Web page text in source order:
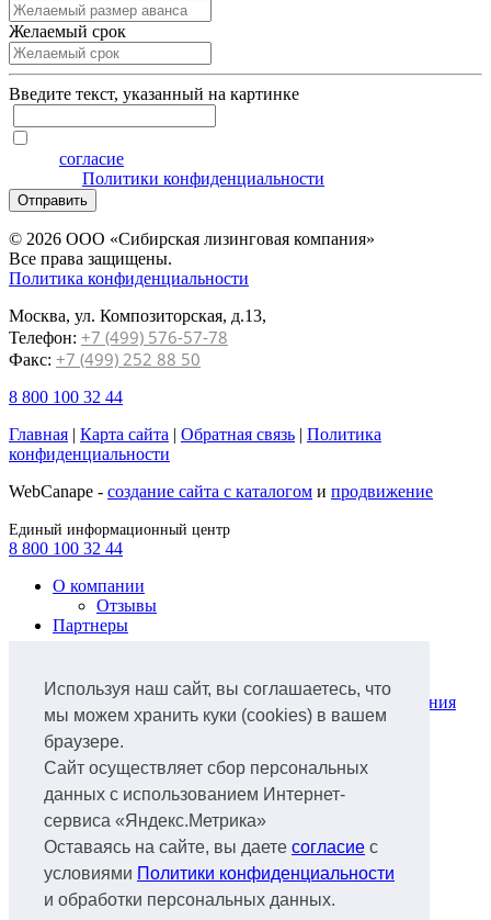
Используя наш сайт, вы соглашаетесь, что
мы можем хранить куки (cookies) в вашем
браузере.
Сайт осуществляет сбор персональных
данных с использованием Интернет-
сервиса «Яндекс.Метрика»
Оставаясь на сайте, вы даете согласие с
условиями Политики конфиденциальности
и обработки персональных данных.
Желаемый срок
Введите текcт, указанный на картинке
согласие
Политики конфиденциальности
Отправить
© 2026 ООО «Сибирская лизинговая компания»
Все права защищены.
Политика конфиденциальности
Москва, ул. Композиторская, д.13,
Телефон: +7 (499) 576-57-78
Факс: +7 (499) 252 88 50
8 800 100 32 44
Главная | Карта сайта | Обратная связь | Политика
конфиденциальности
WebCanape - создание сайта с каталогом и продвижение
Единый информационный центр
8 800 100 32 44
О компании
Отзывы
Партнеры
Лизинг легкового автотранспорта
Лизинг коммунальной техники и оборудования
для ЖКХ
Лизинг грузового автотранспорта
Лизинг ж/д транспорта
Лизинг спецтехники
Лизинг нефтегазового оборудования
Лизинг авиатранспорта
Лизинг аэропортового оборудования
Лизинг водного транспорта
Лизинг
Документы